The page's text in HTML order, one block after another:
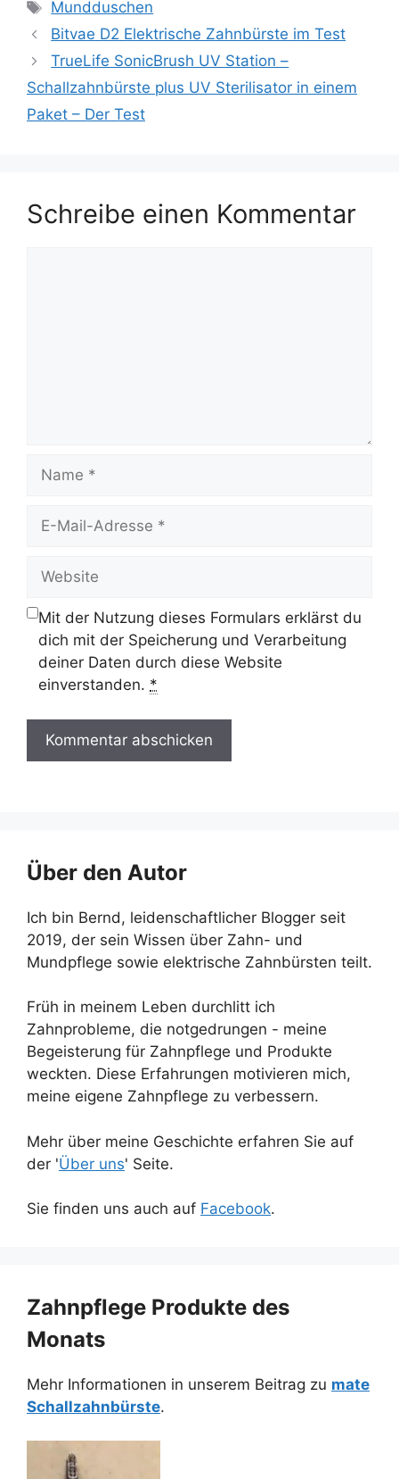
Schlagwörter
Mundduschen
Bitvae D2 Elektrische Zahnbürste im Test
TrueLife SonicBrush UV Station –
Schallzahnbürste plus UV Sterilisator in einem
Paket – Der Test
Schreibe einen Kommentar
Name
Website
Mit der Nutzung dieses Formulars erklärst du
dich mit der Speicherung und Verarbeitung
deiner Daten durch diese Website
einverstanden. *
Über den Autor
Ich bin Bernd, leidenschaftlicher Blogger seit
2019, der sein Wissen über Zahn- und
Mundpflege sowie elektrische Zahnbürsten teilt.
Früh in meinem Leben durchlitt ich
Zahnprobleme, die notgedrungen - meine
Begeisterung für Zahnpflege und Produkte
weckten. Diese Erfahrungen motivieren mich,
meine eigene Zahnpflege zu verbessern.
Mehr über meine Geschichte erfahren Sie auf
der 'Über uns' Seite.
Sie finden uns auch auf Facebook.
Zahnpflege Produkte des
Monats
Mehr Informationen in unserem Beitrag zu mate
Schallzahnbürste.